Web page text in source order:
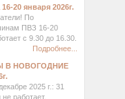
20 января 2026г.
По
ПВЗ 16-20
с 9.30 до 16.30.
Подробнее...
В НОВОГОДНИЕ
2025 г.: 31
не работает.